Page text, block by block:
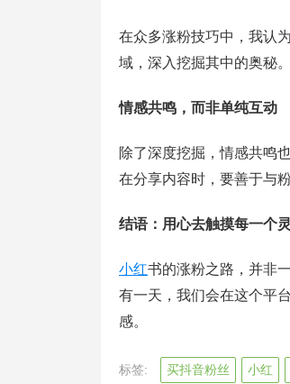
在众多涨粉技巧中，我认
域，深入挖掘其中的奥秘
情感共鸣，而非单纯互动
除了深度挖掘，情感共鸣
在分享内容时，要善于与
结语：用心去触摸每一个
小红书的涨粉之路，并非
有一天，我们会在这个平
感。
标签: 买抖音粉丝 小红